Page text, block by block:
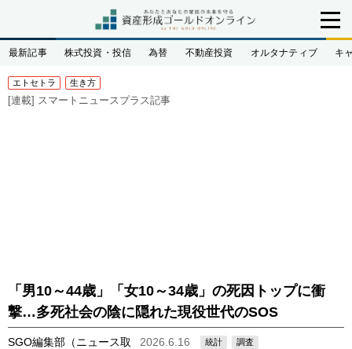
最新記事 株式投資・投信 為替 不動産投資 オルタナティブ キ
エトセトラ 生き方
[連載] スマートニュースプラス記事
「男10～44歳」「女10～34歳」の死因トップに衝
撃…多死社会の陰に隠れた現役世代のSOS
SGO編集部（ニュース取
2026.6.16 統計 調査